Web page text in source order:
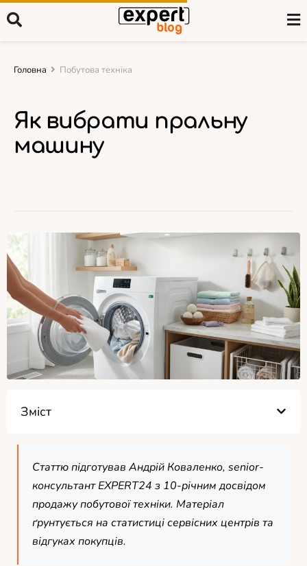
Головна Побутова техніка
Як вибрати пральну
машину
Зміст
Статтю підготував Андрій Коваленко, senior-
консультант EXPERT24 з 10-річним досвідом
продажу побутової техніки. Матеріал
ґрунтується на статистиці сервісних центрів та
відгуках покупців.